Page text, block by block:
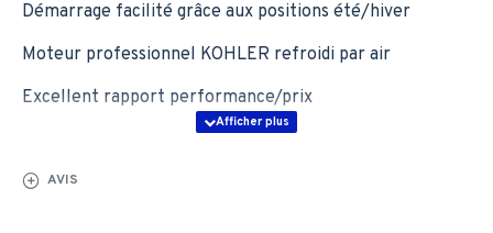
Démarrage facilité grâce aux positions été/hiver
Moteur professionnel KOHLER refroidi par air
Excellent rapport performance/prix
AVIS